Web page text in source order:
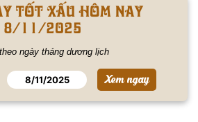
tốt xấu hôm nay
8/11/2025
ngày tháng dương lịch